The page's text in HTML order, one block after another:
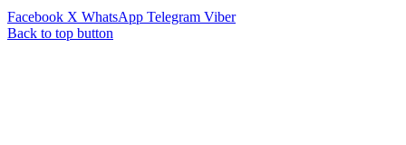
Facebook X WhatsApp Telegram Viber
Back to top button